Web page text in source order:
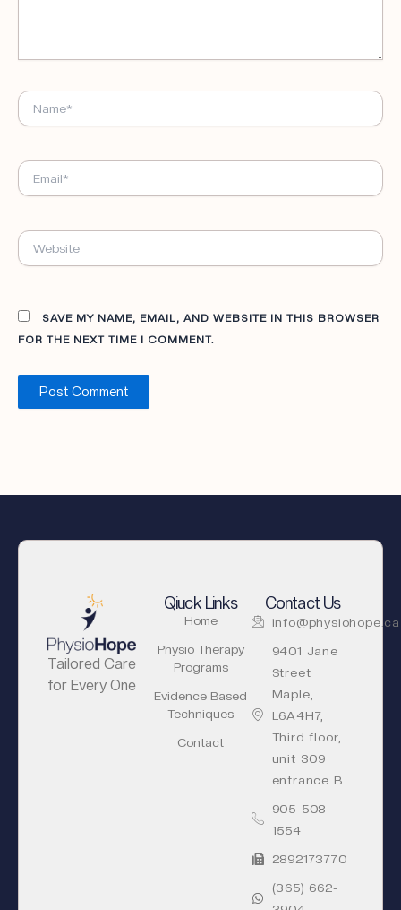
NAME*
EMAIL*
WEBSITE
SAVE MY NAME, EMAIL, AND WEBSITE IN THIS BROWSER
FOR THE NEXT TIME I COMMENT.
Tailored Care
for Every One
Qiuck Links
Home
Physio Therapy
Programs
Evidence Based
Techniques
Contact
Contact Us
info@physiohope.ca
9401 Jane
Street
Maple,
L6A4H7,
Third floor,
unit 309
entrance B
905-508-
1554
2892173770
(365) 662-